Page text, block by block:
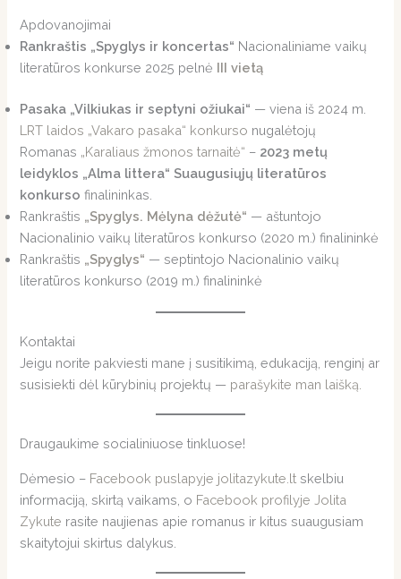
Apdovanojimai
Rankraštis „Spyglys ir koncertas“ Nacionaliniame vaikų
literatūros konkurse 2025 pelnė
III vietą
Pasaka „Vilkiukas ir septyni ožiukai“ — viena iš 2024 m.
LRT laidos „Vakaro pasaka“ konkurso nugalėtojų
Romanas „Karaliaus žmonos tarnaitė“ – 2023 metų
leidyklos „Alma littera“ Suaugusiųjų literatūros
konkurso finalininkas.
Rankraštis „Spyglys. Mėlyna dėžutė“ — aštuntojo
Nacionalinio vaikų literatūros konkurso (2020 m.) finalininkė
Rankraštis „Spyglys“ — septintojo Nacionalinio vaikų
literatūros konkurso (2019 m.) finalininkė
Kontaktai
Jeigu norite pakviesti mane į susitikimą, edukaciją, renginį ar
susisiekti dėl kūrybinių projektų — parašykite man laišką.
Draugaukime socialiniuose tinkluose!
Dėmesio – Facebook puslapyje jolitazykute.ltskelbiu
informaciją, skirtą vaikams, o Facebook profilyje Jolita
Zykute rasite naujienas apie romanus ir kitus suaugusiam
skaitytojui skirtus dalykus.